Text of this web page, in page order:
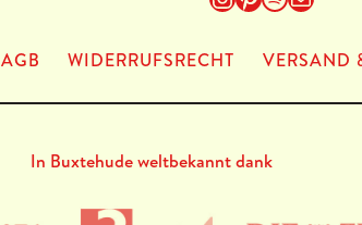
AGB WIDERRUFSRECHT VERSAND
In Buxtehude weltbekannt dank